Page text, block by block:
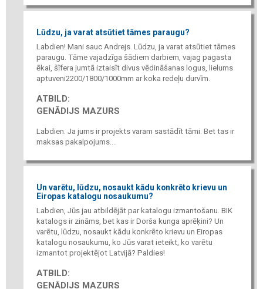
Lūdzu, ja varat atsūtiet tāmes paraugu?
Labdien! Mani sauc Andrejs. Lūdzu, ja varat atsūtiet tāmes
paraugu. Tāme vajadzīga šādiem darbiem, vajag pagasta
ēkai, šīfera jumtā iztaisīt divus vēdināšanas logus, lielums
aptuveni2200/1800/1000mm ar koka redeļu durvīm.
ATBILD:
GENĀDIJS MAZURS
Labdien. Ja jums ir projekts varam sastādīt tāmi. Bet tas ir
maksas pakalpojums....
Un varētu, lūdzu, nosaukt kādu konkrēto krievu un
Eiropas katalogu nosaukumu?
Labdien, Jūs jau atbildējāt par katalogu izmantošanu. BIK
katalogs ir zināms, bet kas ir Dorša kunga aprēķini? Un
varētu, lūdzu, nosaukt kādu konkrēto krievu un Eiropas
katalogu nosaukumu, ko Jūs varat ieteikt, ko varētu
izmantot projektējot Latvijā? Paldies!
ATBILD:
GENĀDIJS MAZURS